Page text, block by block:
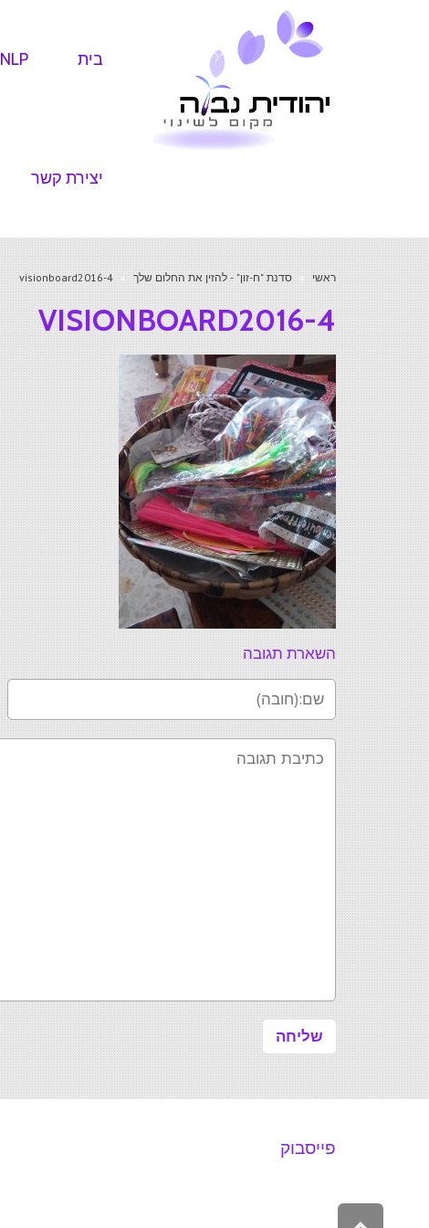
בית NLP
יצירת קשר
ראשי » סדנת "ח-זון" - להזין את החלום שלך »
visionboard2016-4
VISIONBOARD2016-4
השארת תגובה
פייסבוק